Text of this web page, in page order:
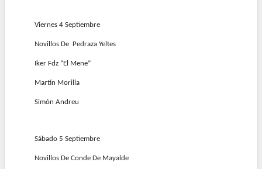
Viernes 4 Septiembre
Novillos De Pedraza Yeltes
Iker Fdz “El Mene”
Martín Morilla
Simón Andreu
Sábado 5 Septiembre
Novillos De Conde De Mayalde